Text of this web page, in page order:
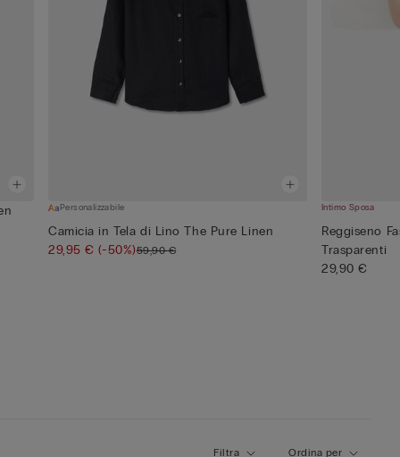
Personalizzabile
Camicia in Tela di Lino The Pure Linen
29,95 €(-50%)59,90 €
Intimo Sposa
Reggiseno
Trasparenti
29,90 €
Ordina per
Filtra